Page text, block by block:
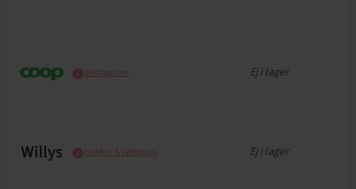
Webbpriser Ej i lager
Butiks- & Webbpris Ej i lager